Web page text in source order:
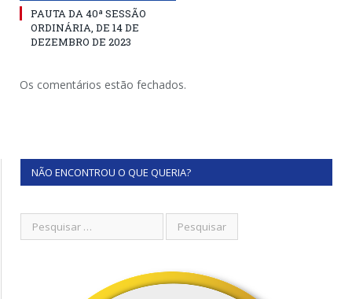
PAUTA DA 40ª SESSÃO
ORDINÁRIA, DE 14 DE
DEZEMBRO DE 2023
Os comentários estão fechados.
NÃO ENCONTROU O QUE QUERIA?